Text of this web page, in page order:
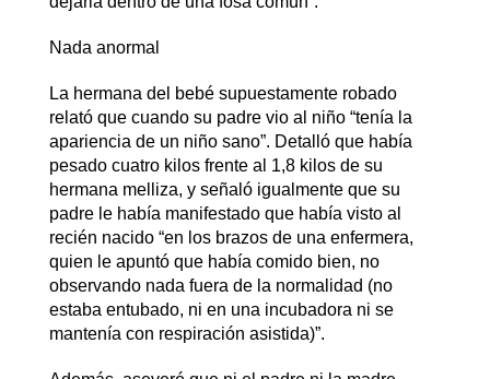
Nada anormal
La hermana del bebé supuestamente robado
relató que cuando su padre vio al niño “tenía la
apariencia de un niño sano”. Detalló que había
pesado cuatro kilos frente al 1,8 kilos de su
hermana melliza, y señaló igualmente que su
padre le había manifestado que había visto al
recién nacido “en los brazos de una enfermera,
quien le apuntó que había comido bien, no
observando nada fuera de la normalidad (no
estaba entubado, ni en una incubadora ni se
mantenía con respiración asistida)”.